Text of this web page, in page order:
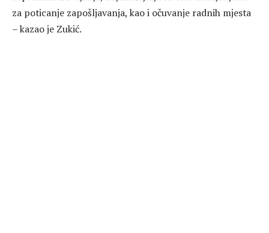
za poticanje zapošljavanja, kao i očuvanje radnih mjesta
– kazao je Zukić.